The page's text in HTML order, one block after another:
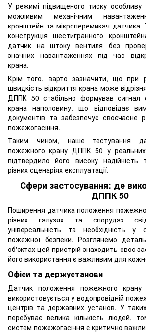
У режимі підвищеного тиску особливу
можливим механічним
кронштейн та мікроперемикач
конструкція шестигранного
датчик на штоку вентиля без
значних навантаженнях під час
крана.
Крім того, варто зазначити, що при
швидкість відкриття крана може
ДППК 50 стабільно формував сигнал
крана наполовину, що відповідає
документів та забезпечує своєчасне
пожежогасіння.
Таким чином, наше тестування
пожежного крану ДППК 50 у
підтвердило його високу
різних сценаріях експлуатації.
Сфери застосування: де
ДППК 50
Поширення датчика положення
різних галузях та спорудах
універсальність та необхідність у
пожежної безпеки. Розглянемо
об'єктах цей пристрій знаходить своє
його використання є важливим для
Офіси та держустанови
Датчик положення пожежного
використовується у водопровідній
центрів та державних установ. У
перебуває велика кількість людей,
систем пожежогасіння є критично